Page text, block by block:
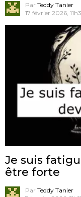
Par Teddy Tanier
17 février 2026,
Je suis
être forte
Par Teddy Tanier